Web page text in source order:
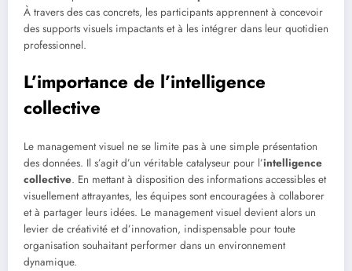
À travers des cas concrets, les participants apprennent à concevoir
des supports visuels impactants et à les intégrer dans leur quotidien
professionnel.
L’importance de l’intelligence
collective
Le management visuel ne se limite pas à une simple présentation
des données. Il s’agit d’un véritable catalyseur pour l’intelligence
collective. En mettant à disposition des informations accessibles et
visuellement attrayantes, les équipes sont encouragées à collaborer
et à partager leurs idées. Le management visuel devient alors un
levier de créativité et d’innovation, indispensable pour toute
organisation souhaitant performer dans un environnement
dynamique.